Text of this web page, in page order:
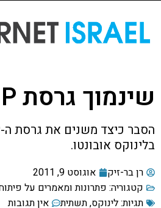
שינמוך גרסת PHP
בלינוקס אובונטו.
רן בר-זיק
אוגוסט 9, 2011
קטגוריה: פתרונות ומאמרים על
תגיות:לינוקס,תשתית
אין תגובות